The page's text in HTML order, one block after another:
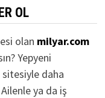
OL
olan milyar.com
Yepyeni
sitesiyle daha
ya da iş